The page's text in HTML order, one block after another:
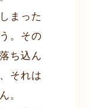
まった
。その
ち込ん
それは
。